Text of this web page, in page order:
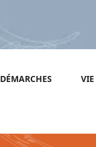
DÉMARCHES